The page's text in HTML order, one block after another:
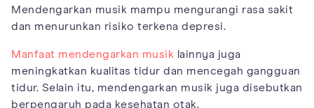
Mendengarkan musik mampu mengurangi rasa sakit
dan menurunkan risiko terkena depresi.
Manfaat mendengarkan musik lainnya juga
meningkatkan kualitas tidur dan mencegah gangguan
tidur. Selain itu, mendengarkan musik juga disebutkan
berpengaruh pada kesehatan otak.